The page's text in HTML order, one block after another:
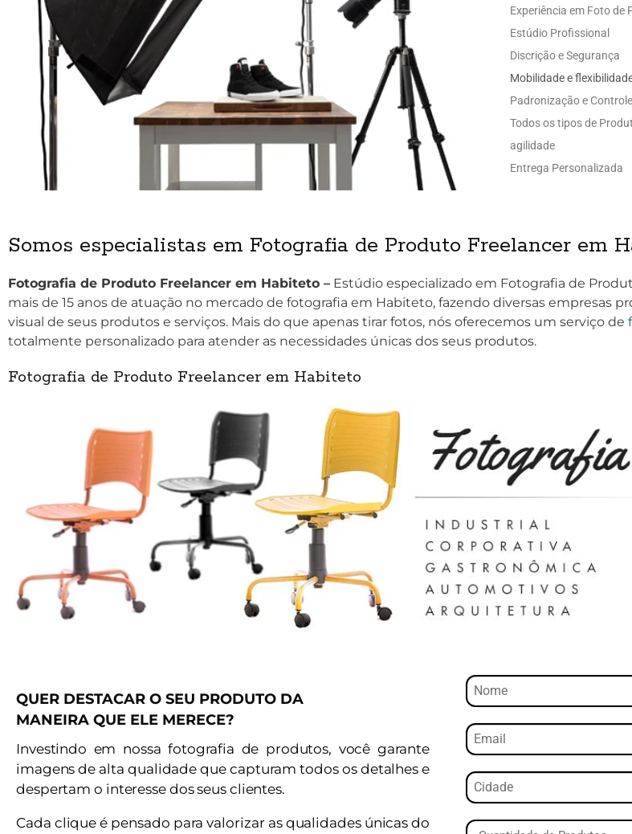
Experiência em Foto de
Estúdio Profissional
Discrição e Segurança
Mobilidade e
Padronização e Controle
Todos os tipos de
agilidade
Entrega Personalizada
Somos especialistas em Fotografia de Produto Freelancer em
Fotografia de Produto Freelancer em Habiteto – Estúdio especializado em Fotografia de
mais de 15 anos de atuação no mercado de fotografia em Habiteto, fazendo diversas empresas
visual de seus produtos e serviços. Mais do que apenas tirar fotos, nós oferecemos um serviço de
totalmente personalizado para atender as necessidades únicas dos seus produtos.
Fotografia de Produto Freelancer em Habiteto
QUER DESTACAR O SEU PRODUTO DA
MANEIRA QUE ELE MERECE?
Investindo em nossa fotografia de produtos, você garante
imagens de alta qualidade que capturam todos os detalhes e
despertam o interesse dos seus clientes.
Cada clique é pensado para valorizar as qualidades únicas do